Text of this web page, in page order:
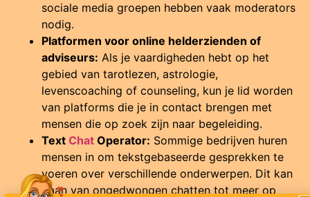
sociale media groepen hebben vaak moderators
nodig.
Platformen voor online helderzienden of
adviseurs: Als je vaardigheden hebt op het
gebied van tarotlezen, astrologie,
levenscoaching of counseling, kun je lid worden
van platforms die je in contact brengen met
mensen die op zoek zijn naar begeleiding.
Text Chat Operator: Sommige bedrijven huren
mensen in om tekstgebaseerde gesprekken te
voeren over verschillende onderwerpen. Dit kan
gaan van ongedwongen chatten tot meer op